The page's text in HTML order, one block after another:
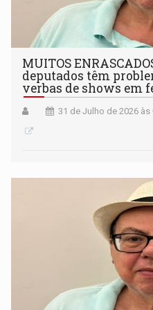
MUITOS
deputados têm
verbas de shows em
31 de Julho de 2026 às